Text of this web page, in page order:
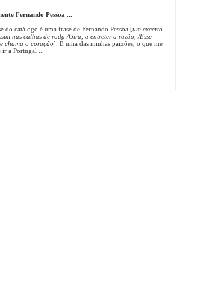
Fernando Pessoa ...
do catálogo é uma frase de Fernando Pessoa [um excerto
nas calhas de roda /Gira, a entreter a razão, /Esse
chama o coração]. É uma das minhas paixões, o que me
a Portugal ...